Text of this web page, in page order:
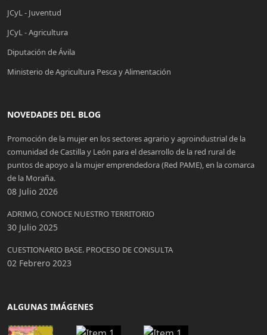
JCyL - Juventud
JCyL - Agricultura
Diputación de Ávila
Ministerio de Agricultura Pesca y Alimentación
NOVEDADES DEL BLOG
Promoción de la mujer en los sectores agrario y agroindustrial de la
comunidad de Castilla y León para el desarrollo de la red rural de
puntos de apoyo a la mujer emprendedora (Red PAME), en la comarca
de la Moraña.
08 Julio 2026
ADRIMO, CONOCE NUESTRO TERRITORIO
30 Julio 2025
CUESTIONARIO BASE. PROCESO DE CONSULTA
02 Febrero 2023
ALGUNAS IMÁGENES